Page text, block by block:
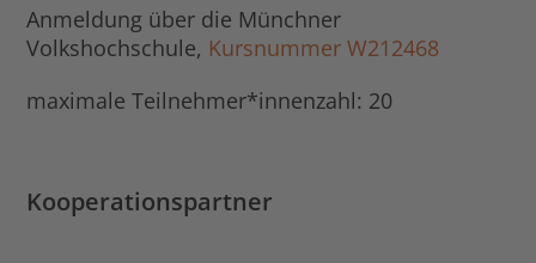
Anmeldung über die Münchner
Volkshochschule, Kursnummer W212468
maximale Teilnehmer*innenzahl: 20
Kooperationspartner